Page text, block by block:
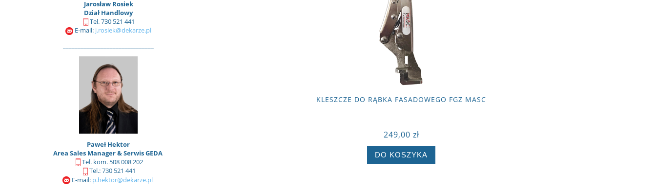
Jarosław Rosiek
Dział Handlowy
Tel. 730 521 441
E-mail: j.rosiek@dekarze.pl
Paweł Hektor
Area Sales Manager & Serwis GEDA
Tel. kom. 508 008 202
Tel.: 730 521 441
E-mail: p.hektor@dekarze.pl
KLESZCZE DO RĄBKA FASADOWEGO FGZ MASC
249,00 zł
DO KOSZYKA